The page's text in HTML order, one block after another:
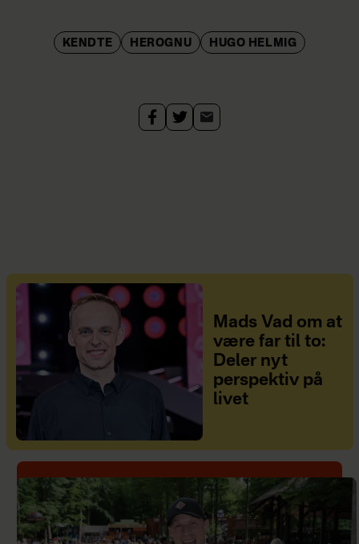
KENDTE HEROGNU HUGO HELMIG
Mads Vad om at
være far til to:
Deler nyt
perspektiv på
livet